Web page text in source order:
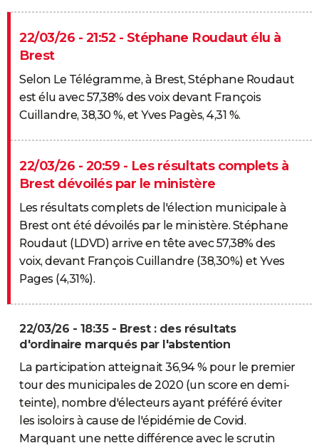
22/03/26 - 21:52 - Stéphane Roudaut élu à
Brest
Selon Le Télégramme, à Brest, Stéphane Roudaut
est élu avec 57,38% des voix devant François
Cuillandre, 38,30 %, et Yves Pagès, 4,31 %.
22/03/26 - 20:59 - Les résultats complets à
Brest dévoilés par le ministère
Les résultats complets de l'élection municipale à
Brest ont été dévoilés par le ministère. Stéphane
Roudaut (LDVD) arrive en tête avec 57,38% des
voix, devant François Cuillandre (38,30%) et Yves
Pages (4,31%).
22/03/26 - 18:35 - Brest : des résultats
d'ordinaire marqués par l'abstention
La participation atteignait 36,94 % pour le premier
tour des municipales de 2020 (un score en demi-
teinte), nombre d'électeurs ayant préféré éviter
les isoloirs à cause de l'épidémie de Covid.
Marquant une nette différence avec le scrutin